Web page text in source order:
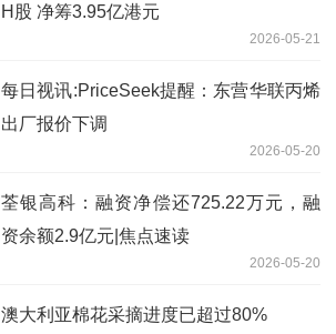
H股 净筹3.95亿港元
2026-05-21
每日视讯:PriceSeek提醒：东营华联丙烯
出厂报价下调
2026-05-20
荃银高科：融资净偿还725.22万元，融
资余额2.9亿元|焦点速读
2026-05-20
澳大利亚棉花采摘进度已超过80%